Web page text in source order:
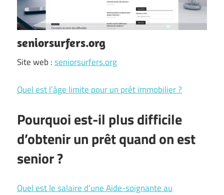
seniorsurfers.org
Site web :seniorsurfers.org
Quel est l’âge limite pour un prêt immobilier ?
Pourquoi est-il plus difficile
d’obtenir un prêt quand on est
senior ?
Quel est le salaire d’une Aide-soignante au